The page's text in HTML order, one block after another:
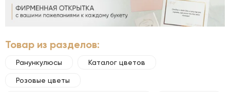
Товар из разделов:
Ранункулюсы Каталог цветов
Розовые цветы